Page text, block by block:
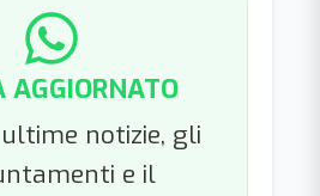
AGGIORNATO
ultime notizie, gli
e il